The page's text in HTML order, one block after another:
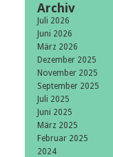
Archiv
Juli 2026
Juni 2026
März 2026
Dezember 2025
November 2025
September 2025
Juli 2025
Juni 2025
März 2025
Februar 2025
2024